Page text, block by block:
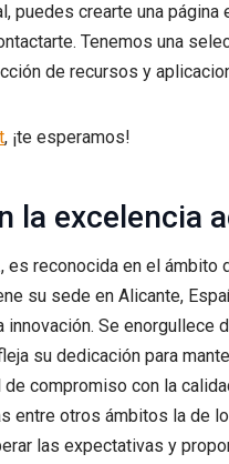
puedes crearte una
Tenemos una
de recursos y
, ¡te esperamos!
la excelencia
reconocida en el
su sede en Alicante,
Se
su dedicación para
compromiso con la
entre otros ámbitos la de
las expectativas y